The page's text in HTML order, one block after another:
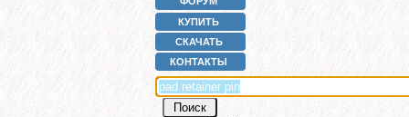
КУПИТЬ
СКАЧАТЬ
КОНТАКТЫ